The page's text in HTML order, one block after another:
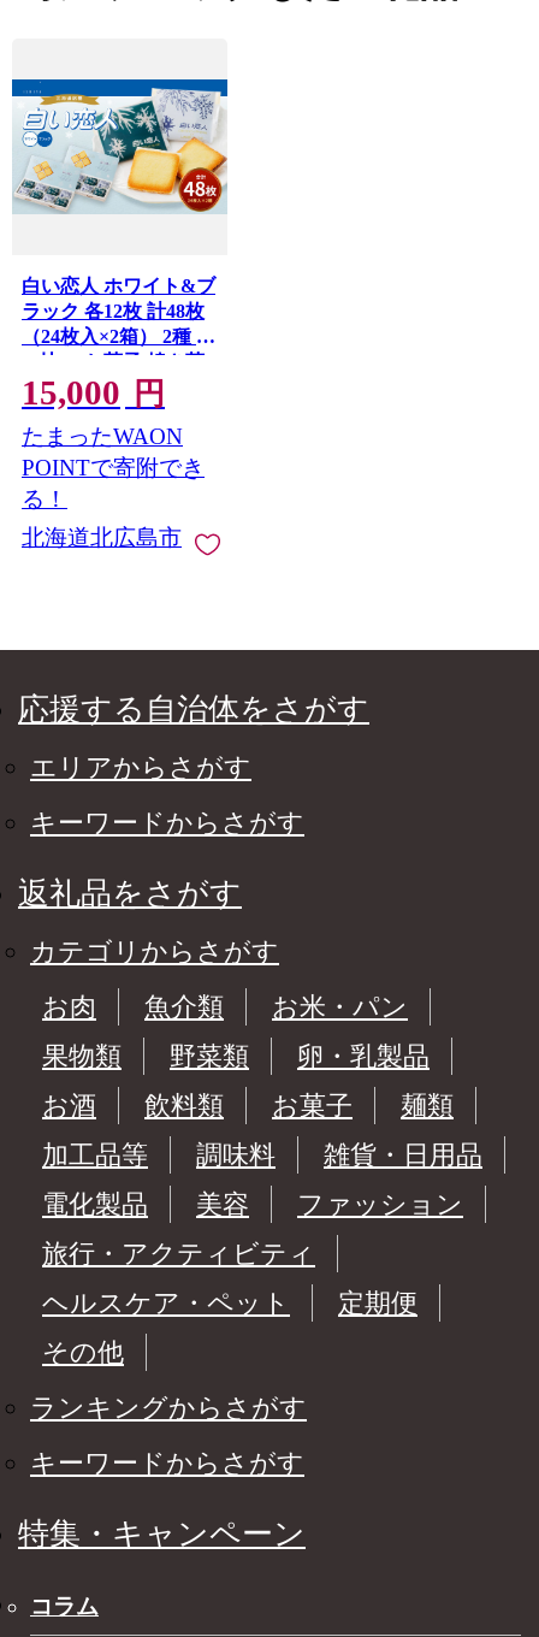
白い恋人 ホワイト&ブ
ラック 各12枚 計48枚
（24枚入×2箱） 2種 食
べ比べ お菓子 焼き菓
子 洋菓子 クッキー チ
ョコ ラングドシャ 個
包装 ギフト お土産 銘
菓 石屋製菓 北海道 北
広島市
15,000 円
たまったWAON
POINTで寄附でき
る！
北海道北広島市
応援する自治体をさがす
エリアからさがす
キーワードからさがす
返礼品をさがす
カテゴリからさがす
お肉
魚介類
お米・パン
果物類
野菜類
卵・乳製品
お酒
飲料類 お菓子
麺類
加工品等
調味料
雑貨・日用品
電化製品
美容
ファッション
旅行・アクティビティ
ヘルスケア・ペット
定期便
その他
ランキングからさがす
キーワードからさがす
特集・キャンペーン
コラム